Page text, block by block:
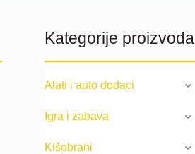
Kategorije proizvoda
Alati i auto dodaci
Igra i zabava
Kišobrani